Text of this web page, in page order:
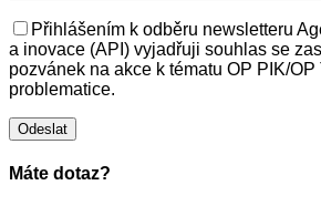
Přihlášením k odběru newsletteru
a inovace (API) vyjadřuji souhlas se
pozvánek na akce k tématu OP PIK/
problematice.
Máte dotaz?